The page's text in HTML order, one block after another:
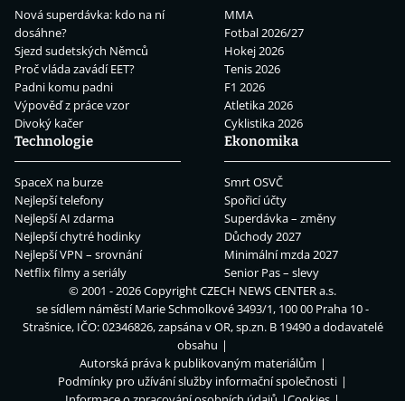
Nová superdávka: kdo na ní
dosáhne?
Sjezd sudetských Němců
Proč vláda zavádí EET?
Padni komu padni
Výpověď z práce vzor
Divoký kačer
MMA
Fotbal 2026/27
Hokej 2026
Tenis 2026
F1 2026
Atletika 2026
Cyklistika 2026
Technologie
SpaceX na burze
Nejlepší telefony
Nejlepší AI zdarma
Nejlepší chytré hodinky
Nejlepší VPN – srovnání
Netflix filmy a seriály
Ekonomika
Smrt OSVČ
Spořicí účty
Superdávka – změny
Důchody 2027
Minimální mzda 2027
Senior Pas – slevy
© 2001 - 2026 CopyrightCZECH NEWS CENTER a.s.
se sídlem náměstí Marie Schmolkové 3493/1, 100 00 Praha 10 -
Strašnice, IČO: 02346826, zapsána v OR, sp.zn. B 19490 a dodavatelé
obsahu
Autorská práva k publikovaným materiálům
Podmínky pro užívání služby informační společnosti